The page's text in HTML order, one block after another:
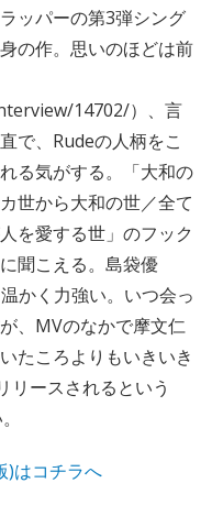
ッパーの第3弾シング
の作。思いのほどは前
14702/）、言
で、Rudeの人柄をこ
る気がする。「大和の
世から大和の世／全て
を愛する世」のフック
聞こえる。島袋優
かく力強い。いつ会っ
、MVのなかで摩文仁
たころよりもいきいき
リースされるという
)はコチラへ